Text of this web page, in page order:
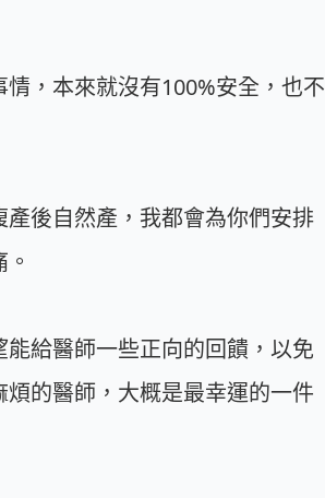
，本來就沒有100%安全，也不
後自然產，我都會為你們安排
給醫師一些正向的回饋，以免
的醫師，大概是最幸運的一件